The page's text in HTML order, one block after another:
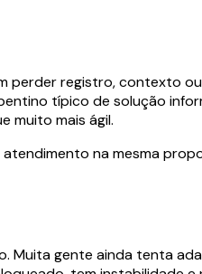
perder registro, contexto
típico de solução
muito mais ágil.
na mesma
Muita gente ainda tenta